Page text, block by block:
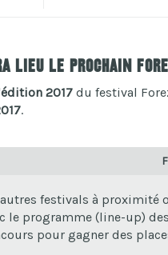
lieu le prochain
édition 2017 du festival
.
festivals à proximité
le programme (line-up)
pour gagner des